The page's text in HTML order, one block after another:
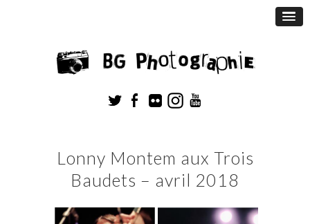
Lonny Montem aux Trois
Baudets – avril 2018